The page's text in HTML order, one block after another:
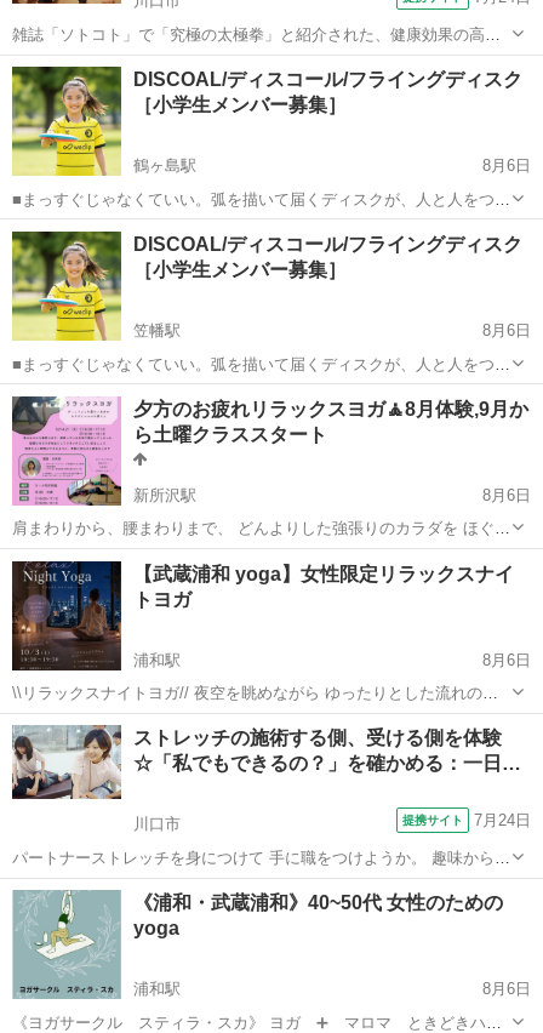
雑誌「ソトコト」で「究極の太極拳」と紹介された、健康効果の高い
太極拳と、気功が習えるお教室です。 五臓六腑全体の機能を高め、肩
こり・腰痛・ストレス解消・集中力・免疫力アップなどに大きな力を
発揮します。 穏やかな音楽の流れ...
埼玉 川口市
DISCOAL/ディスコール/フライングディスク
［小学生メンバー募集］
鶴ヶ島駅
8月6日
■まっすぐじゃなくていい。弧を描いて届くディスクが、人と人をつな
ぐ。 今、子どもたちの「遊び」が変わっています。 外で自然に集まっ
て遊ぶ機会が減り、 運動不足やコミュニケーション不足が社会課題と
して指摘されてい...
埼玉 鶴ヶ島市
DISCOAL/ディスコール/フライングディスク
［小学生メンバー募集］
笠幡駅
8月6日
■まっすぐじゃなくていい。弧を描いて届くディスクが、人と人をつな
ぐ。 今、子どもたちの「遊び」が変わっています。 外で自然に集まっ
て遊ぶ機会が減り、 運動不足やコミュニケーション不足が社会課題と
して指摘されてい...
埼玉 川越市 笠幡駅 その他 子ども
夕方のお疲れリラックスヨガ🧘8月体験,9月か
ら土曜クラススタート
新所沢駅
8月6日
肩まわりから、腰まわりまで、 どんよりした強張りのカラダを ほぐし
てココロからリラックスしてみませんか？ 全身緩みたい方へ 日常のス
トレスを解放して、 リラックスしたい方へ向けてのレッスンです。 体
の硬い...
埼玉 所沢市 新所沢駅 ヨガ 月謝
【武蔵浦和 yoga】女性限定リラックスナイ
トヨガ
浦和駅
8月6日
\\リラックスナイトヨガ// 夜空を眺めながら ゆったりとした流れのヨ
ガで 呼吸を深めるリラックス時間を 過ごしませんか？ 🔰初心者の方
も安心してご参加いただけます🔰 日時🔹10月3日(土)18:30〜19:30 場...
埼玉 さいたま市 ヨガ 初心者
ストレッチの施術する側、受ける側を体験
☆「私でもできるの？」を確かめる：一日
川口市 提携サイト 7月24日
パートナーストレッチを身につけて 手に職をつけようか。 趣味からや
ってみようか。 期待と同時に湧いてくる不安を解消するために、 一日
丸々使って、体験します。 ■体験の一日の流れ■■■■■■■■■■■■■■■■■
①【施...
埼玉 川口市 その他
《浦和・武蔵浦和》40~50代 女性のための
yoga
浦和駅
8月6日
《ヨガサークル スティラ・スカ》 ヨガ ➕ マロマ ときどきハー